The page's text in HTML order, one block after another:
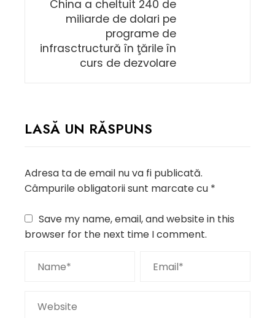
China a cheltuit 240 de
miliarde de dolari pe
programe de
infrasctructură în ţările în
curs de dezvolare
LASĂ UN RĂSPUNS
Adresa ta de email nu va fi publicată.
Câmpurile obligatorii sunt marcate cu *
Save my name, email, and website in this
browser for the next time I comment.